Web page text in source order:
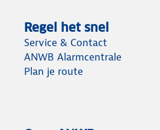
Regel het snel
Service & Contact
ANWB Alarmcentrale
Plan je route